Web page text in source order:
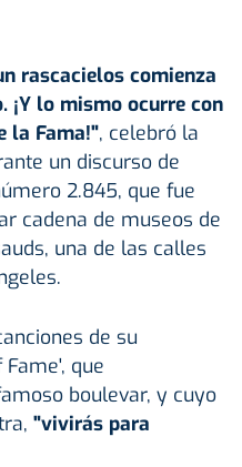
rascacielos comienza
lo mismo ocurre con
la Fama!", celebró la
un discurso de
2.845, que fue
cadena de museos de
una de las calles
de su
que
boulevar, y cuyo
"vivirás para